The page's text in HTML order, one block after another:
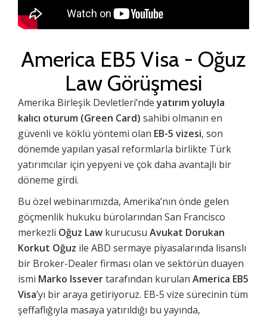
America EB5 Visa - Oğuz
Law Görüşmesi
Amerika Birleşik Devletleri’ndeyatırım yoluyla
kalıcı oturum (Green Card) sahibi olmanın en
güvenli ve köklü yöntemi olan EB-5 vizesi, son
dönemde yapılan yasal reformlarla birlikte Türk
yatırımcılar için yepyeni ve çok daha avantajlı bir
döneme girdi.
Bu özel webinarımızda, Amerika’nın önde gelen
göçmenlik hukuku bürolarından San Francisco
merkezli Oğuz Law kurucusu Avukat Dorukan
Korkut Oğuz ile ABD sermaye piyasalarında lisanslı
bir Broker-Dealer firması olan ve sektörün duayen
ismi Marko Issevertarafından kurulan America EB5
Visa’yı bir araya getiriyoruz. EB-5 vize sürecinin tüm
şeffaflığıyla masaya yatırıldığı bu yayında,